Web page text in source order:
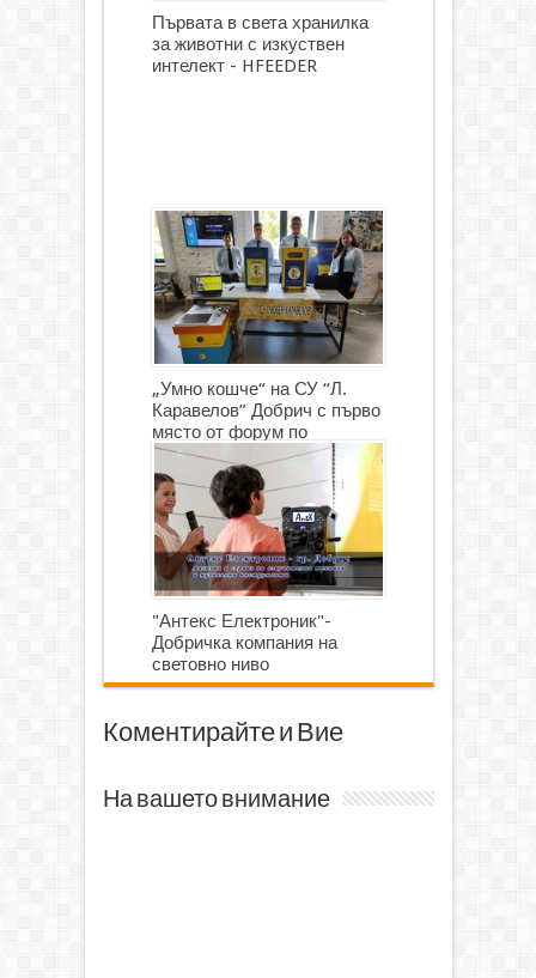
Първата в света хранилка
за животни с изкуствен
интелект - HFEEDER
„Умно кошче“ на СУ “Л.
Каравелов” Добрич с първо
място от форум по
роботика
"Антекс Електроник"-
Добричка компания на
световно ниво
Коментирайте и Вие
На вашето внимание